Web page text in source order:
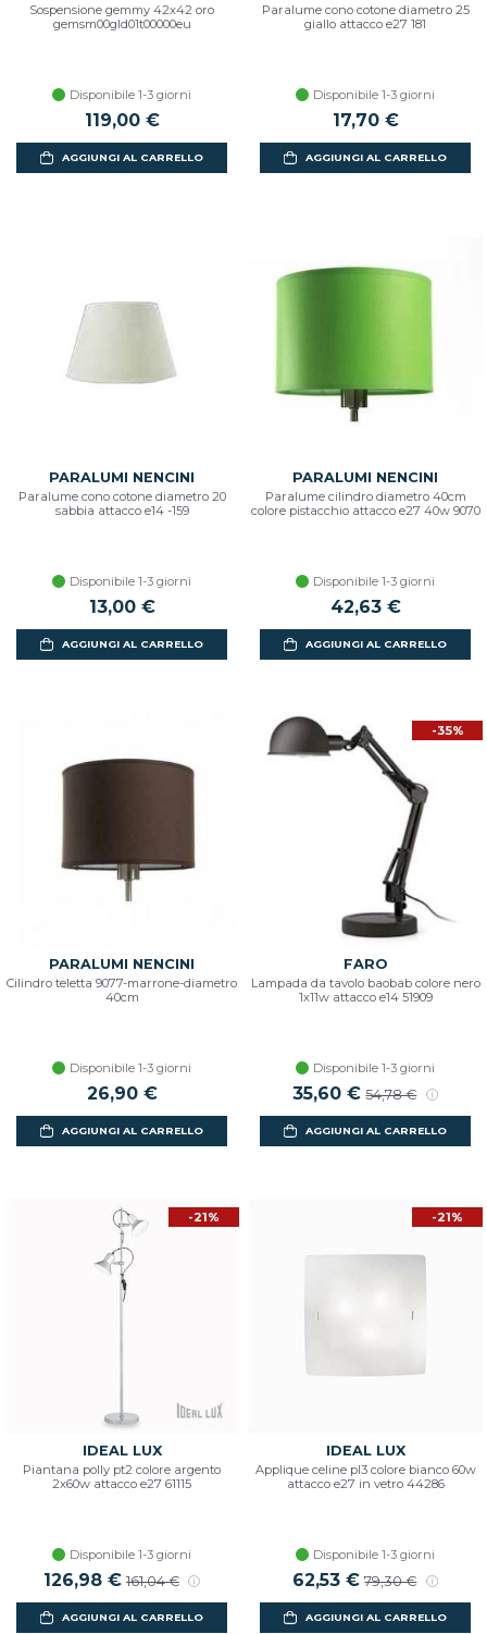
Sospensione gemmy 42x42 oro
gemsm00gld01t00000eu
Disponibile 1-3 giorni
119,00 €
AGGIUNGI AL CARRELLO
Paralume cono cotone diametro 25
giallo attacco e27 181
Disponibile 1-3 giorni
17,70 €
AGGIUNGI AL CARRELLO
PARALUMI NENCINI
Paralume cono cotone diametro 20
sabbia attacco e14 -159
Disponibile 1-3 giorni
13,00 €
AGGIUNGI AL CARRELLO
PARALUMI NENCINI
Paralume cilindro diametro 40cm
colore pistacchio attacco e27 40w 9070
Disponibile 1-3 giorni
42,63 €
AGGIUNGI AL CARRELLO
PARALUMI NENCINI
Cilindro teletta 9077-marrone-diametro
40cm
Disponibile 1-3 giorni
26,90 €
AGGIUNGI AL CARRELLO
-35%
FARO
Lampada da tavolo baobab colore nero
1x11w attacco e14 51909
Disponibile 1-3 giorni
Prezzo scontato
35,60 € Prezzo di listino
54,78 €
AGGIUNGI AL CARRELLO
-21%
IDEAL LUX
Piantana polly pt2 colore argento
2x60w attacco e27 61115
Disponibile 1-3 giorni
Prezzo scontato
126,98 € Prezzo di listino
161,04 €
AGGIUNGI AL CARRELLO
-21%
IDEAL LUX
Applique celine pl3 colore bianco 60w
attacco e27 in vetro 44286
Disponibile 1-3 giorni
Prezzo scontato
62,53 € Prezzo di listino
79,30 €
AGGIUNGI AL CARRELLO